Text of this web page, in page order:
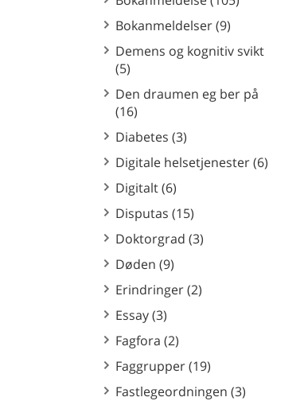
Bokanmeldelser (9)
Demens og kognitiv svikt
(5)
Den draumen eg ber på
(16)
Diabetes (3)
Digitale helsetjenester (6)
Digitalt (6)
Disputas (15)
Doktorgrad (3)
Døden (9)
Erindringer (2)
Essay (3)
Fagfora (2)
Faggrupper (19)
Fastlegeordningen (3)